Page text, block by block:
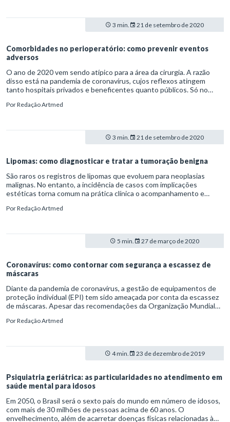
3 min. 21 de setembro de 2020
Comorbidades no perioperatório: como prevenir eventos
adversos
O ano de 2020 vem sendo atípico para a área da cirurgia. A razão
disso está na pandemia de coronavírus, cujos reflexos atingem
tanto hospitais privados e beneficentes quanto públicos. Só no
eletivas, até o fim de agosto, era de 61,4%. As restrições são
PorRedação Artmed
3 min. 21 de setembro de 2020
Lipomas: como diagnosticar e tratar a tumoração benigna
São raros os registros de lipomas que evoluem para neoplasias
malignas. No entanto, a incidência de casos com implicações
estéticas torna comum na prática clínica o acompanhamento e
PorRedação Artmed
5 min. 27 de março de 2020
Coronavírus: como contornar com segurança a escassez de
máscaras
Diante da pandemia de coronavírus, a gestão de equipamentos de
proteção individual (EPI) tem sido ameaçada por conta da escassez
de máscaras. Apesar das recomendações da Organização Mundial
respiradores dos tipos N95 e PFF2 a profissionais de saúde e
PorRedação Artmed
4 min. 23 de dezembro de 2019
Psiquiatria geriátrica: as particularidades no atendimento em
saúde mental para idosos
Em 2050, o Brasil será o sexto país do mundo em número de idosos,
com mais de 30 milhões de pessoas acima de 60 anos. O
envelhecimento, além de acarretar doenças físicas relacionadas à